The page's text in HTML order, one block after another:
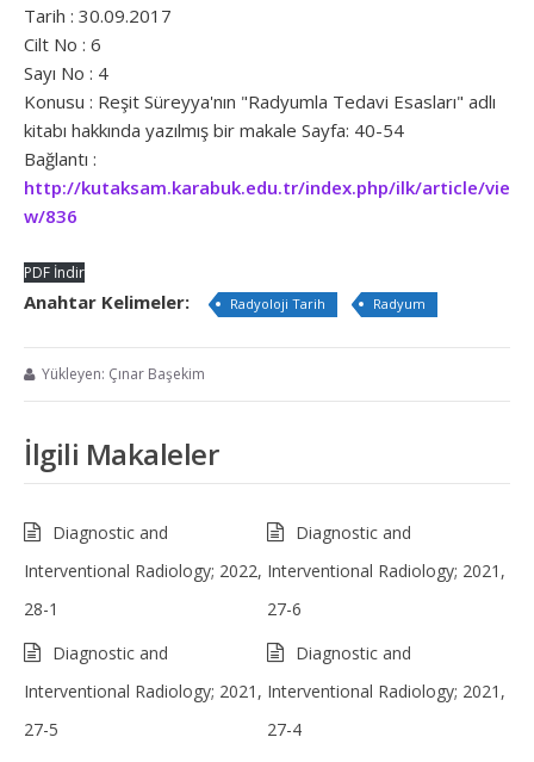
Tarih : 30.09.2017
Cilt No : 6
Sayı No : 4
Konusu : Reşit Süreyya'nın "Radyumla Tedavi Esasları" adlı
kitabı hakkında yazılmış bir makale Sayfa: 40-54
Bağlantı :
http://kutaksam.karabuk.edu.tr/index.php/ilk/article/vie
w/836
PDF İndir
Anahtar Kelimeler: Radyoloji Tarih Radyum
Yükleyen: Çınar Başekim
İlgili Makaleler
Diagnostic and
Interventional Radiology; 2022,
28-1
Diagnostic and
Interventional Radiology; 2021,
27-6
Diagnostic and
Interventional Radiology; 2021,
27-5
Diagnostic and
Interventional Radiology; 2021,
27-4